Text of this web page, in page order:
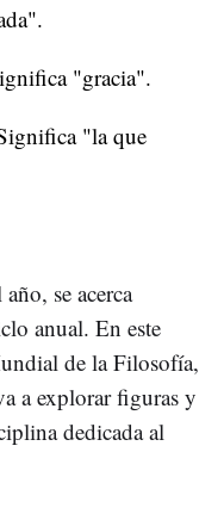
"gracia".
"la que
se acerca
anual. En este
de la Filosofía,
a explorar figuras y
dedicada al